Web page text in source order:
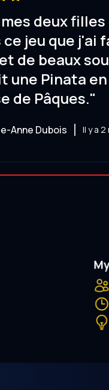
deux
jeu que j'ai
de beaux
une Pinata
de Pâques."
Anne Dubois Il y a